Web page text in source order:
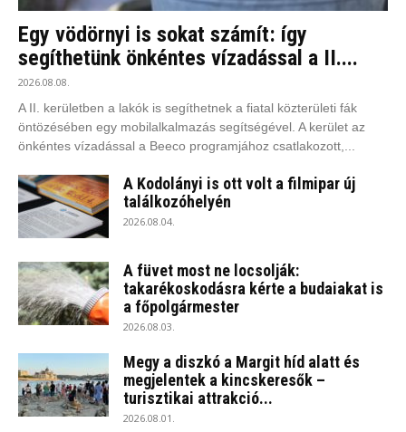
Egy vödörnyi is sokat számít: így
segíthetünk önkéntes vízadással a II....
2026.08.08.
A II. kerületben a lakók is segíthetnek a fiatal közterületi fák
öntözésében egy mobilalkalmazás segítségével. A kerület az
önkéntes vízadással a Beeco programjához csatlakozott,...
A Kodolányi is ott volt a filmipar új
találkozóhelyén
2026.08.04.
A füvet most ne locsolják:
takarékoskodásra kérte a budaiakat is
a főpolgármester
2026.08.03.
Megy a diszkó a Margit híd alatt és
megjelentek a kincskeresők –
turisztikai attrakció...
2026.08.01.